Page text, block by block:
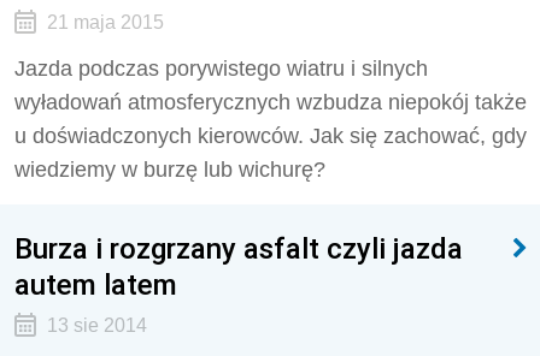
21 maja 2015
Jazda podczas porywistego wiatru i silnych
wyładowań atmosferycznych wzbudza niepokój także
u doświadczonych kierowców. Jak się zachować, gdy
wiedziemy w burzę lub wichurę?
Burza i rozgrzany asfalt czyli jazda
autem latem
13 sie 2014